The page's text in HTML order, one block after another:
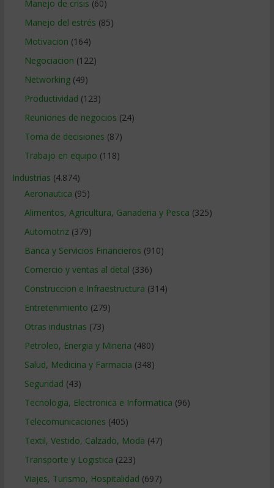
Manejo de crisis (60)
Manejo del estrés (85)
Motivacion (164)
Negociacion (122)
Networking(49)
Productividad (123)
Reuniones de negocios (24)
Toma de decisiones (87)
Trabajo en equipo (118)
Industrias (4.874)
Aeronautica (95)
Alimentos, Agricultura, Ganaderia y Pesca (325)
Automotriz(379)
Banca y Servicios Financieros (910)
Comercio y ventas al detal (336)
Construccion e Infraestructura (314)
Entretenimiento (279)
Otras industrias (73)
Petroleo, Energia y Mineria (480)
Salud, Medicina y Farmacia (348)
Seguridad (43)
Tecnologia, Electronica e Informatica (96)
Telecomunicaciones (405)
Textil, Vestido, Calzado, Moda (47)
Transporte y Logistica (223)
Viajes, Turismo, Hospitalidad (697)